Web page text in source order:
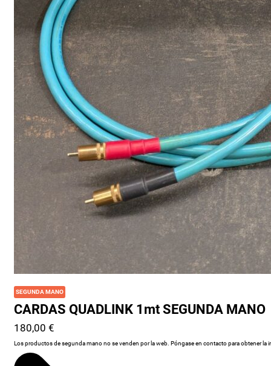
SEGUNDA MANO
CARDAS QUADLINK 1mt SEGUNDA MANO
180,00 €
Los productos de segunda mano no se venden por la web. Póngase en contacto para obtener la